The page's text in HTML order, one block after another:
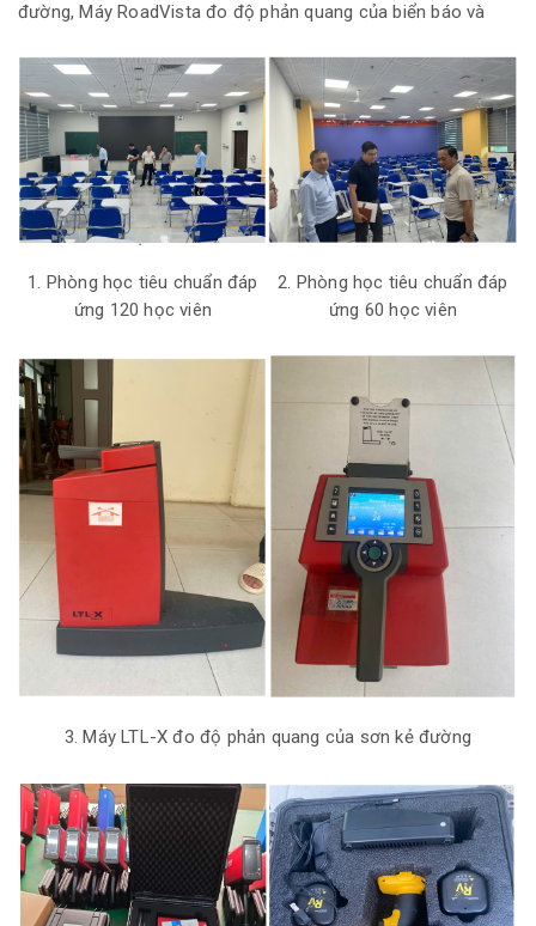
đường, Máy RoadVista đo độ phản quang của biển báo và
1. Phòng học tiêu chuẩn đáp
ứng 120 học viên
2. Phòng học tiêu chuẩn đáp
ứng 60 học viên
3. Máy LTL-X đo độ phản quang của sơn kẻ đường